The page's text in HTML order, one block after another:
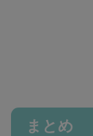
まとめ